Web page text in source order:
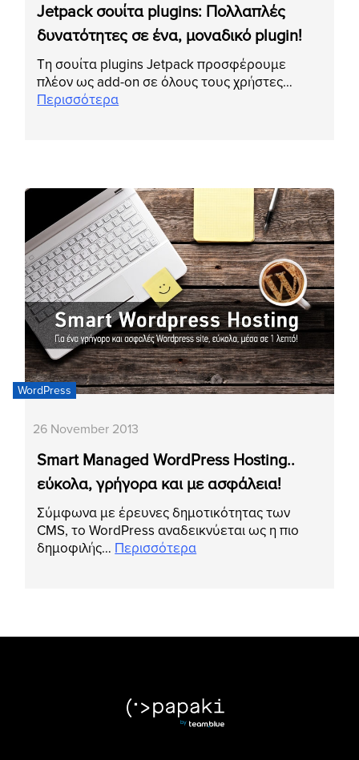
Jetpack σουίτα plugins: Πολλαπλές
δυνατότητες σε ένα, μοναδικό plugin!
Τη σουίτα plugins Jetpack προσφέρουμε
πλέον ως add-on σε όλους τους χρήστες…
Περισσότερα
WordPress
26 November 2013
Smart Managed WordPress Hosting..
εύκολα, γρήγορα και με ασφάλεια!
Σύμφωνα με έρευνες δημοτικότητας των
CMS, το WordPress αναδεικνύεται ως η πιο
δημοφιλής… Περισσότερα